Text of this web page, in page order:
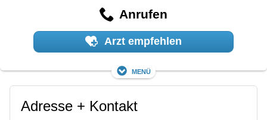
Anrufen
Arzt empfehlen
Menü
Adresse + Kontakt